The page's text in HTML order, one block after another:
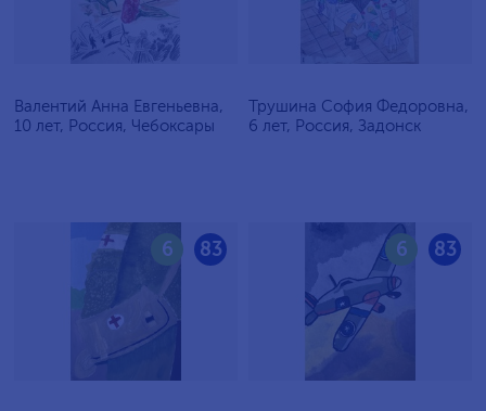
Валентий Анна Евгеньевна,
10 лет, Россия, Чебоксары
Трушина София Федоровна,
6 лет, Россия, Задонск
83
6 83
6